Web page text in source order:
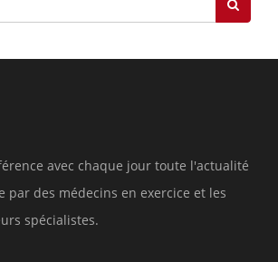
avec chaque jour toute l'actualité
par des médecins en exercice et les
spécialistes.